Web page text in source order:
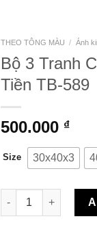
THEO TÔNG MÀU / Ánh
Bộ 3 Tranh
Tiền TB-589
500.000 ₫
Size 30x40x3
Bộ 3 Tranh Canvas